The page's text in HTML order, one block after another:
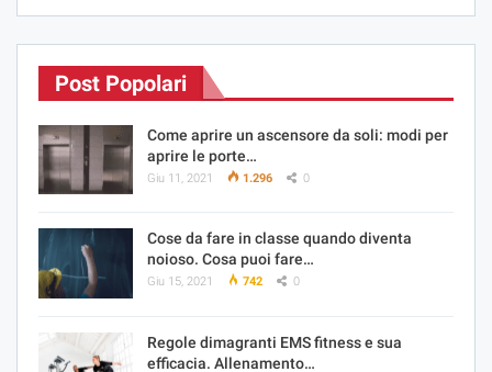
Post Popolari
Come aprire un ascensore da soli: modi per
aprire le porte…
Giu 11, 2021 1.296 0
Cose da fare in classe quando diventa
noioso. Cosa puoi fare…
Giu 15, 2021 742 0
Regole dimagranti EMS fitness e sua
efficacia. Allenamento…